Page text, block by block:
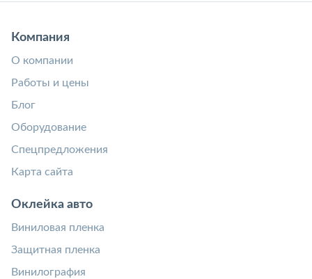
Компания
О компании
Работы и цены
Блог
Оборудование
Спецпредложения
Карта сайта
Оклейка авто
Виниловая пленка
Защитная пленка
Винилография